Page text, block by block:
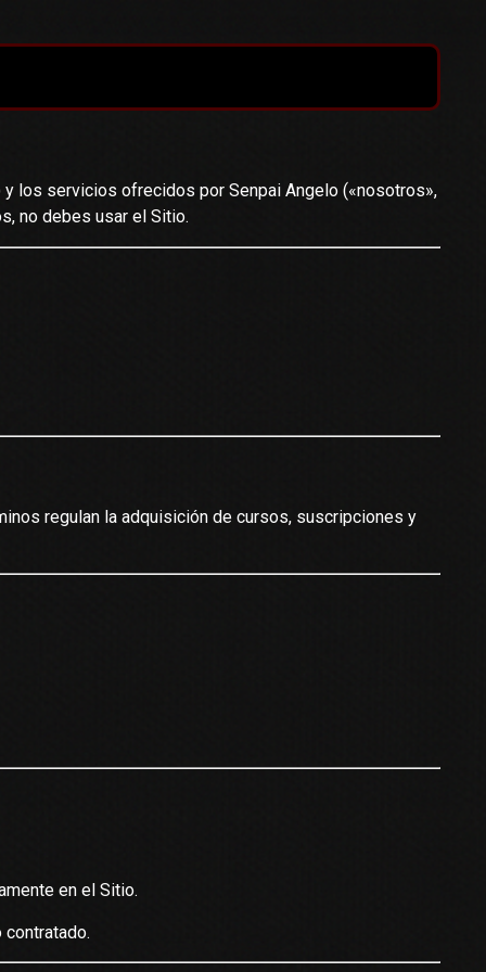
los servicios ofrecidos por Senpai Angelo («nosotros»,
no debes usar el Sitio.
regulan la adquisición de cursos, suscripciones y
en el Sitio.